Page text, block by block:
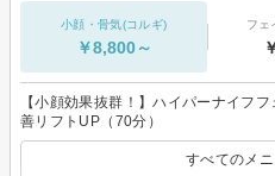
小顔・骨気(コルギ)
￥8,800～
フェ
【小顔効果抜群！】ハイパーナイフ
善リフトUP（70分）
すべてのメ